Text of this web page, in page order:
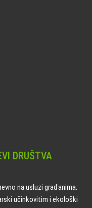
DRUŠTVA
na usluzi građanima.
učinkovitim i ekološki